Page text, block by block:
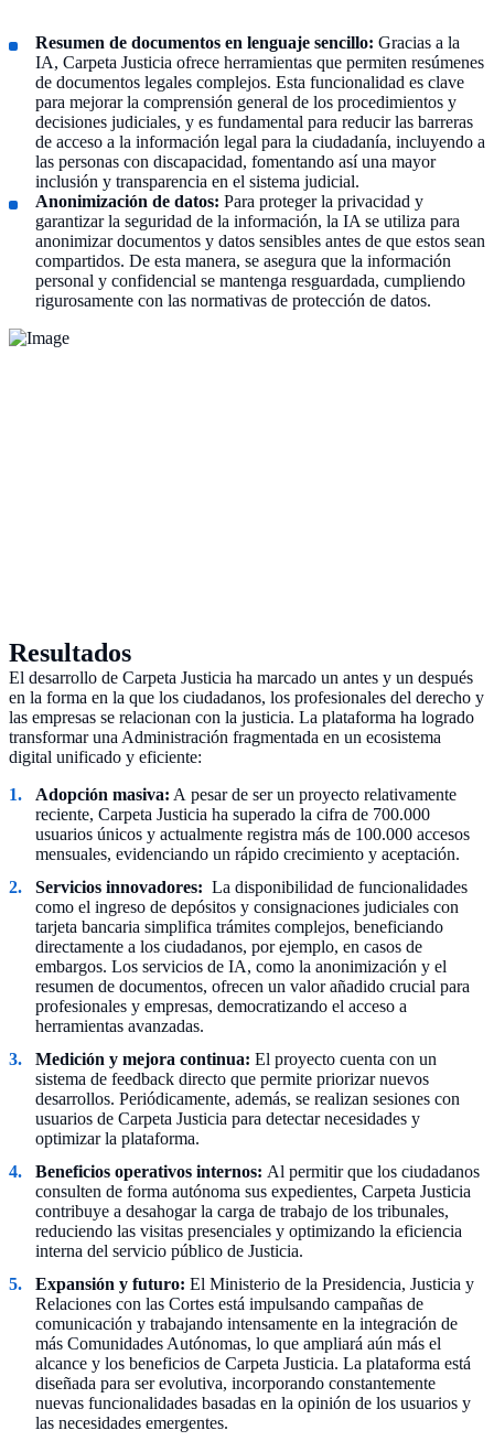
Resumen de documentos en lenguaje sencillo: Gracias a la
IA, Carpeta Justicia ofrece herramientas que permiten resúmenes
de documentos legales complejos. Esta funcionalidad es clave
para mejorar la comprensión general de los procedimientos y
decisiones judiciales, y es fundamental para reducir las barreras
de acceso a la información legal para la ciudadanía, incluyendo a
las personas con discapacidad, fomentando así una mayor
inclusión y transparencia en el sistema judicial.
Anonimización de datos: Para proteger la privacidad y
garantizar la seguridad de la información, la IA se utiliza para
anonimizar documentos y datos sensibles antes de que estos sean
compartidos. De esta manera, se asegura que la información
personal y confidencial se mantenga resguardada, cumpliendo
rigurosamente con las normativas de protección de datos.
Resultados
El desarrollo de Carpeta Justicia ha marcado un antes y un después
en la forma en la que los ciudadanos, los profesionales del derecho y
las empresas se relacionan con la justicia. La plataforma ha logrado
transformar una Administración fragmentada en un ecosistema
digital unificado y eficiente:
Adopción masiva: A pesar de ser un proyecto relativamente
reciente, Carpeta Justicia ha superado la cifra de 700.000
usuarios únicos y actualmente registra más de 100.000 accesos
mensuales, evidenciando un rápido crecimiento y aceptación.
Servicios innovadores: La disponibilidad de funcionalidades
como el ingreso de depósitos y consignaciones judiciales con
tarjeta bancaria simplifica trámites complejos, beneficiando
directamente a los ciudadanos, por ejemplo, en casos de
embargos. Los servicios de IA, como la anonimización y el
resumen de documentos, ofrecen un valor añadido crucial para
profesionales y empresas, democratizando el acceso a
herramientas avanzadas.
Medición y mejora continua: El proyecto cuenta con un
sistema de feedback directo que permite priorizar nuevos
desarrollos. Periódicamente, además, se realizan sesiones con
usuarios de Carpeta Justicia para detectar necesidades y
optimizar la plataforma.
Beneficios operativos internos: Al permitir que los ciudadanos
consulten de forma autónoma sus expedientes, Carpeta Justicia
contribuye a desahogar la carga de trabajo de los tribunales,
reduciendo las visitas presenciales y optimizando la eficiencia
interna del servicio público de Justicia.
Expansión y futuro: El Ministerio de la Presidencia, Justicia y
Relaciones con las Cortes está impulsando campañas de
comunicación y trabajando intensamente en la integración de
más Comunidades Autónomas, lo que ampliará aún más el
alcance y los beneficios de Carpeta Justicia. La plataforma está
diseñada para ser evolutiva, incorporando constantemente
nuevas funcionalidades basadas en la opinión de los usuarios y
las necesidades emergentes.